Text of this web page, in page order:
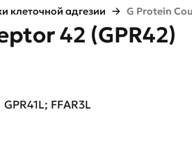
клеточной адгезии G Protein
42 (GPR42)
GPR41L; FFAR3L